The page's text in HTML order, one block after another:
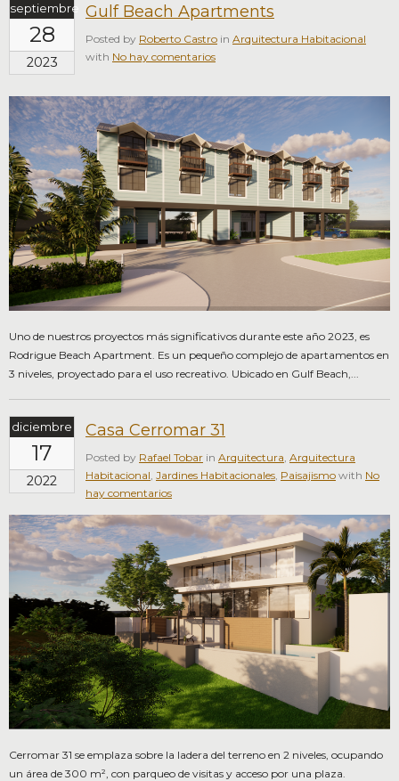
septiembre
28
2023
Gulf Beach Apartments
Posted by Roberto Castro in Arquitectura Habitacional
with No hay comentarios
Uno de nuestros proyectos más significativos durante este año 2023, es
Rodrigue Beach Apartment. Es un pequeño complejo de apartamentos en
3 niveles, proyectado para el uso recreativo. Ubicado en Gulf Beach,...
diciembre
17
2022
Casa Cerromar 31
Posted by Rafael Tobar in Arquitectura Arquitectura
Habitacional Jardines Habitacionales Paisajismo with No
hay comentarios
Cerromar 31 se emplaza sobre la ladera del terreno en 2 niveles, ocupando
un área de 300 m², con parqueo de visitas y acceso por una plaza.